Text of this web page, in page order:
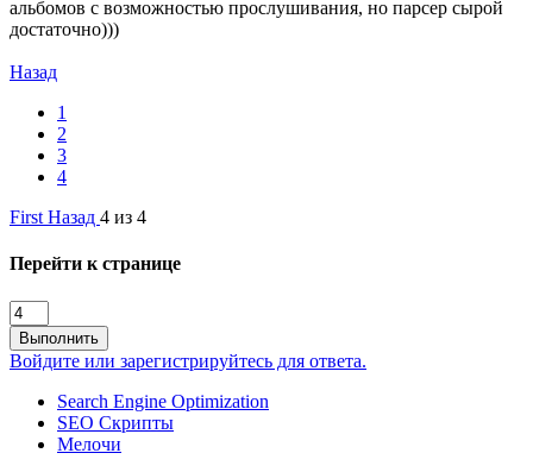
альбомов с возможностью прослушивания, но парсер сырой
достаточно)))
Назад
1
2
3
4
First Назад 4 из 4
Перейти к странице
Выполнить
Войдите или зарегистрируйтесь для ответа.
Search Engine Optimization
SEO Скрипты
Мелочи